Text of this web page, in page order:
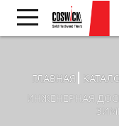
ГЛАВНАЯ
ИНЖЕНЕРНАЯ